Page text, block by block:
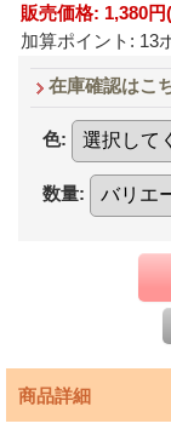
販売価格: 1,380円
加算ポイント: 13
在庫確認はこ
色:
数量:
商品詳細